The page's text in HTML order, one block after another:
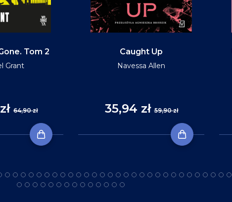
Tom 2
Grant
64,90 zł
Caught Up
Navessa Allen
35,94 zł59,90 zł